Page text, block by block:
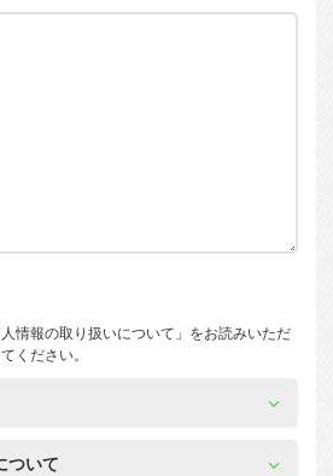
情報の取り扱いについて」をお読みいただ
ください。
ついて